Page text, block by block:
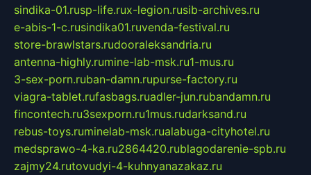
sindika-01.rusp-life.rux-legion.rusib-archives.ru
e-abis-1-c.rusindika01.ruvenda-festival.ru
store-brawlstars.rudooraleksandria.ru
antenna-highly.rumine-lab-msk.ru1-mus.ru
3-sex-porn.ruban-damn.rupurse-factory.ru
viagra-tablet.rufasbags.ruadler-jun.rubandamn.ru
fincontech.ru3sexporn.ru1mus.rudarksand.ru
rebus-toys.ruminelab-msk.rualabuga-cityhotel.ru
medsprawo-4-ka.ru2864420.rublagodarenie-spb.ru
zajmy24.rutovudyi-4-kuhnyanazakaz.ru